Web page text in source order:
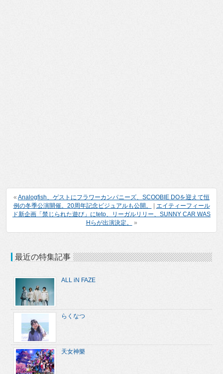
« Analogfish、ゲストにフラワーカンパニーズ、SCOOBIE DOを迎えて恒
例の冬季公演開催。20周年記念ビジュアルも公開。
エイティーフィール
ド新企画「禁じられた遊び」にteto、リーガルリリー、SUNNY CAR WAS
Hらが出演決定。
»
最近の特集記事
ALL iN FAZE
らくなつ
天女神樂